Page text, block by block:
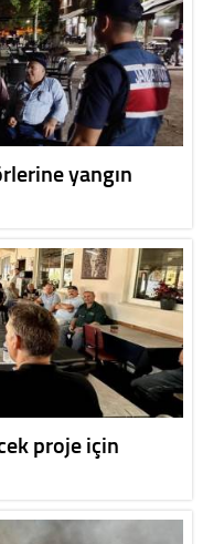
yangın
proje için